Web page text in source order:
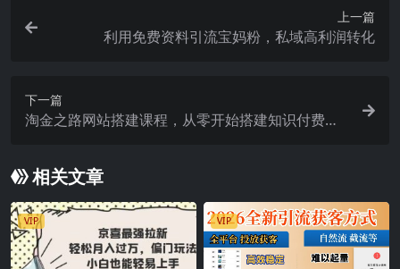
上一篇
利用免费资料引流宝妈粉，私域高利润转化
下一篇
淘金之路网站搭建课程，从零开始搭建知识付费系
相关文章
VIP VIP